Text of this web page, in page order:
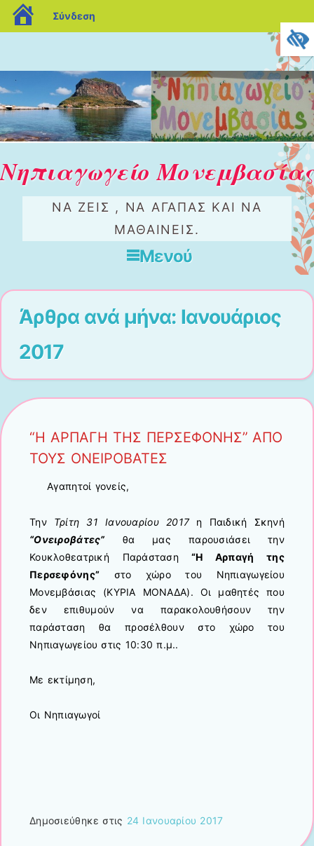
Νηπιαγωγείο Μονεμβασίας
ΝΑ ΖΕΊΣ , ΝΑ ΑΓΑΠΆΣ ΚΑΙ ΝΑ
ΜΑΘΑΊΝΕΙΣ.
Μενού
Άρθρα ανά μήνα: Ιανουάριος
2017
“Η ΑΡΠΑΓΗ ΤΗΣ ΠΕΡΣΕΦΟΝΗΣ” ΑΠΟ
ΤΟΥΣ ΟΝΕΙΡΟΒΑΤΕΣ
Αγαπητοί γονείς,
Την Τρίτη 31 Ιανουαρίου 2017η Παιδική Σκηνή
“Ονειροβάτες” θα μας παρουσιάσει την
Κουκλοθεατρική Παράσταση “Η Αρπαγή της
Περσεφόνης” στο χώρο του Νηπιαγωγείου
Μονεμβάσιας (ΚΥΡΙΑ ΜΟΝΑΔΑ). Οι μαθητές που
δεν επιθυμούν να παρακολουθήσουν την
παράσταση θα προσέλθουν στο χώρο του
Νηπιαγωγείου στις 10:30 π.μ..
Με εκτίμηση,
Οι Νηπιαγωγοί
Δημοσιεύθηκε στις 24 Ιανουαρίου 2017
blogs.sch.gr
Σύνδεση